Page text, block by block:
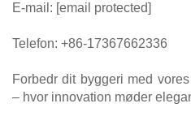
E-mail: [email protected]
Telefon: +86-17367662336
Forbedr dit byggeri med
– hvor innovation møder